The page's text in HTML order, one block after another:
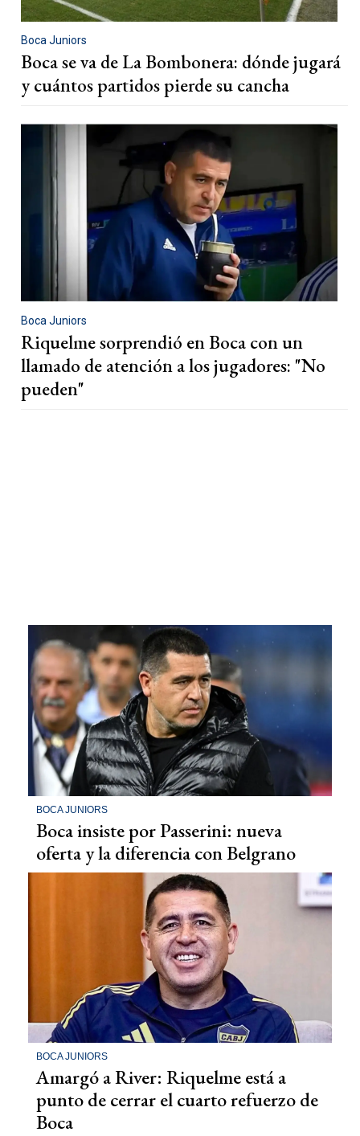
Boca Juniors
Boca se va de La Bombonera: dónde jugará
y cuántos partidos pierde su cancha
Boca Juniors
Riquelme sorprendió en Boca con un
llamado de atención a los jugadores: "No
pueden"
BOCA JUNIORS
Boca insiste por Passerini: nueva
oferta y la diferencia con Belgrano
BOCA JUNIORS
Amargó a River: Riquelme está a
punto de cerrar el cuarto refuerzo de
Boca